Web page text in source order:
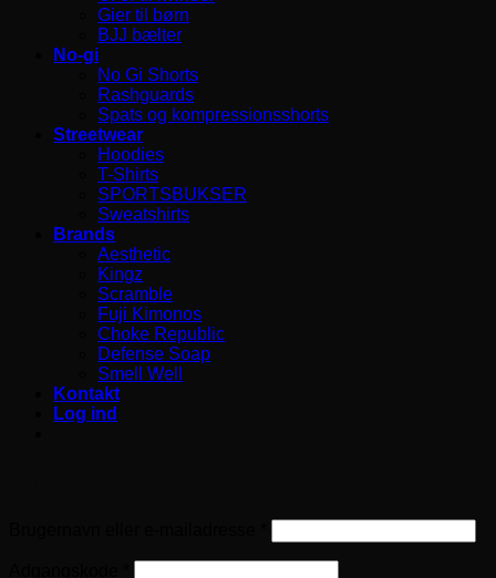
Gier til børn
BJJ bælter
No-gi
No Gi Shorts
Rashguards
Spats og kompressionsshorts
Streetwear
Hoodies
T-Shirts
SPORTSBUKSER
Sweatshirts
Brands
Aesthetic
Kingz
Scramble
Fuji Kimonos
Choke Republic
Defense Soap
Smell Well
Kontakt
Log ind